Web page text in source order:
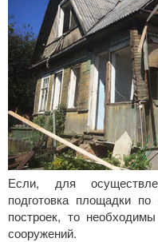
Если, для
подготовка площадки
построек, то
сооружений.